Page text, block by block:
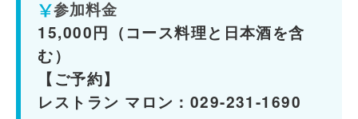
参加料金
15,000円（コース料理と日本酒を含
む）
【ご予約】
レストラン マロン：029-231-1690